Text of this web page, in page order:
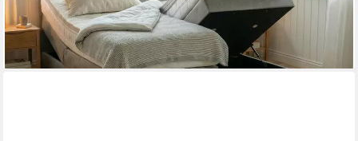
ab 991,00 €
lieferbar in 5 Wochen